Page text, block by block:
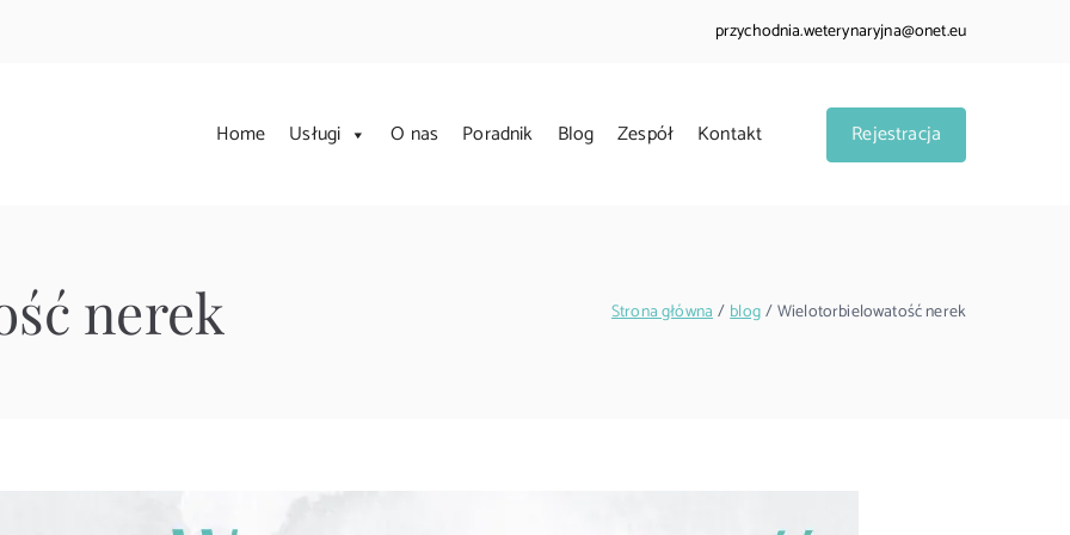
przychodnia.weterynaryjna@onet.eu
Przychodnia Weterynaryjna w Oławie
kompleksową opiekę weterynaryjną. Zajmujemy się leczeniem psów, kotów oraz małych ssaków.
Home Usługi O nas Poradnik Blog Zespół Kontakt Rejestracja
nerek Strona główna blog Wielotorbielowatość nerek